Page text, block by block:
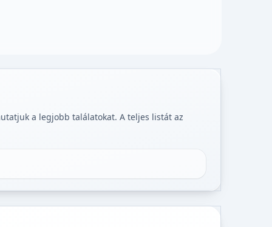
a legjobb találatokat. A teljes listát az